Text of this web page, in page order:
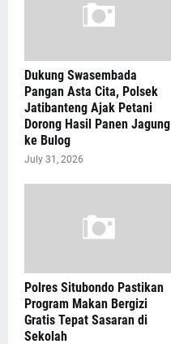
Dukung Swasembada
Pangan Asta Cita, Polsek
Jatibanteng Ajak Petani
Dorong Hasil Panen Jagung
ke Bulog
July 31, 2026
Polres Situbondo Pastikan
Program Makan Bergizi
Gratis Tepat Sasaran di
Sekolah